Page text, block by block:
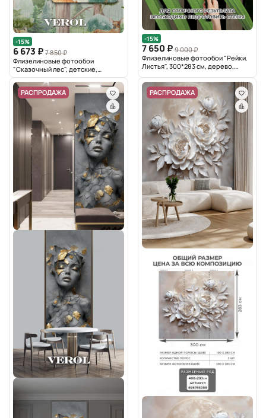
-15%
6 673 ₽ 7 850 ₽
Флизелиновые фотообои
"Сказочный лес", детские,
300*283 см, зеленый
-15%
7 650 ₽ 9 000 ₽
Флизелиновые фотообои "Рейки.
Листья", 300*283 см, дерево,
РАСПРОДАЖА РАСПРОДАЖА